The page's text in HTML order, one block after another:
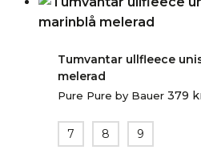
Tumvantar ullfleece
melerad
Pure Pure by Bauer 379
7 8 9